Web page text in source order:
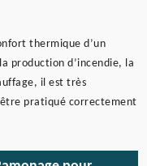
thermique d’un
production d’incendie, la
il est très
pratiqué correctement